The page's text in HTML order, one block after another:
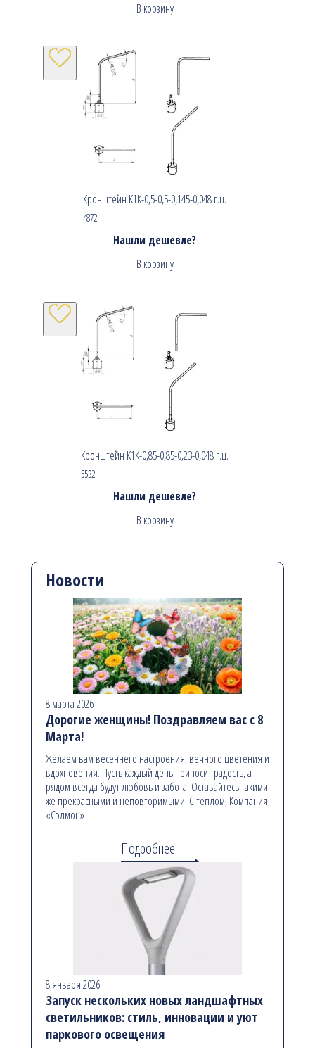
В корзину
Кронштейн К1К-0,5-0,5-0,145-0,048 г.ц.
4872
Нашли дешевле?
В корзину
Кронштейн К1К-0,85-0,85-0,23-0,048 г.ц.
5532
Нашли дешевле?
В корзину
Новости
8 марта 2026
Дорогие женщины! Поздравляем вас с 8
Марта!
Желаем вам весеннего настроения, вечного цветения и
вдохновения. Пусть каждый день приносит радость, а
рядом всегда будут любовь и забота. Оставайтесь такими
же прекрасными и неповторимыми! С теплом, Компания
«Сэлмон»
Подробнее
8 января 2026
Запуск нескольких новых ландшафтных
светильников: стиль, инновации и уют
паркового освещения